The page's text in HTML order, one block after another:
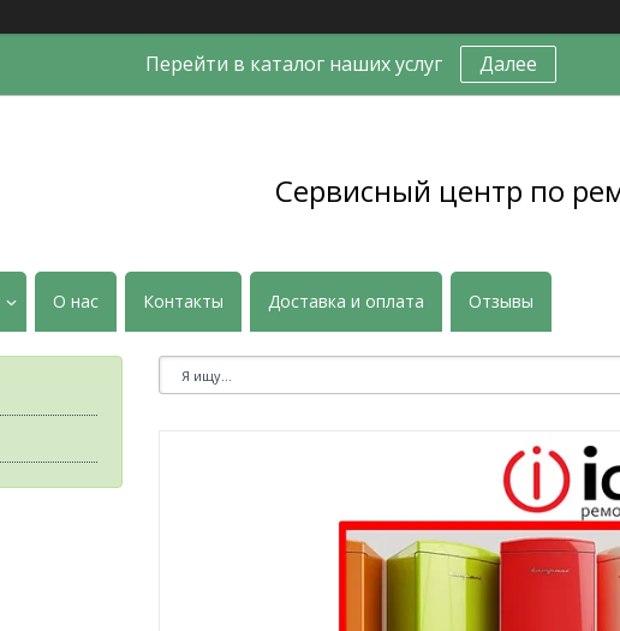
Перейти в каталог наших услуг Далее
Сервисный центр по
О нас Контакты Доставка и оплата Отзывы